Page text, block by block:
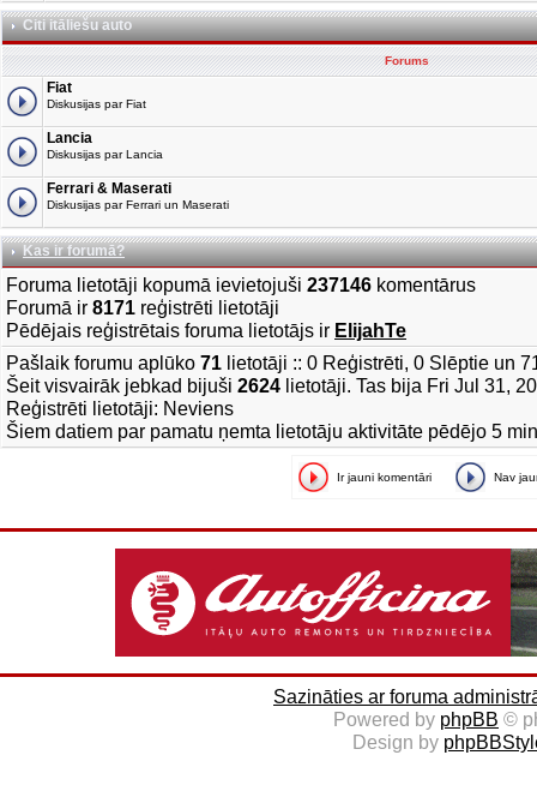
Citi itāliešu auto
Forums
Fiat
Diskusijas par Fiat
Lancia
Diskusijas par Lancia
Ferrari & Maserati
Diskusijas par Ferrari un Maserati
Kas ir forumā?
Foruma lietotāji kopumā ievietojuši 237146 komentārus
Forumā ir 8171 reģistrēti lietotāji
Pēdējais reģistrētais foruma lietotājs ir ElijahTe
Pašlaik forumu aplūko 71 lietotāji :: 0 Reģistrēti, 0 Slēptie un
Šeit visvairāk jebkad bijuši 2624 lietotāji. Tas bija Fri Jul 31,
Reģistrēti lietotāji: Neviens
Šiem datiem par pamatu ņemta lietotāju aktivitāte pēdējo 5
Ir jauni komentāri Nav
Sazināties ar foruma
Powered by phpBB ©
Design by